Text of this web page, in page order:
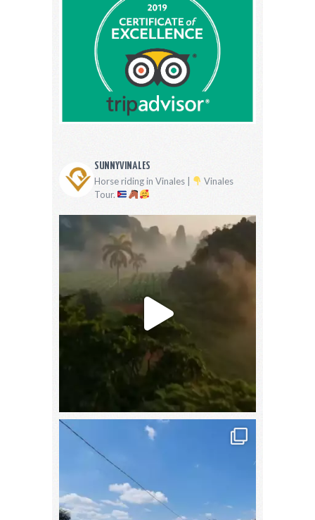
SUNNYVINALES
Horse riding in Vinales |
Vinales
Tour.